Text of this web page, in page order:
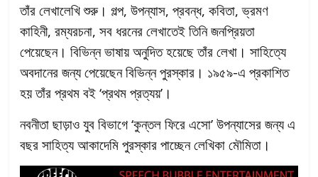
তাঁর লেখালেখি শুরু। গল্প, উপন্যাস, প্রবন্ধ, কবিতা, ভ্রমণ
কাহিনী, রম্যরচনা, সব ধরনের লেখাতেই তিনি জনপ্রিয়তা
পেয়েছেন। বিভিন্ন ভাষায় অনুদিত হয়েছে তাঁর লেখা। সাহিত্যে
অবদানের জন্য পেয়েছেন বিভিন্ন পুরস্কার। ১৯৫৯-এ প্রকাশিত
হয় তাঁর প্রথম বই ‘প্রথম প্রত্যয়’।
নবনীতা ছাড়াও যুব বিভাগে ‘কুন্তল ফিরে এসো’ উপন্যাসের জন্য এ
বছর সাহিত্য আকাদেমি পুরস্কার পাচ্ছেন লেখিকা মৌমিতা।